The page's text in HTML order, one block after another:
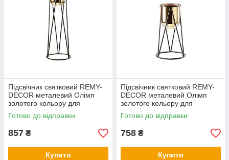
Підсвічник святковий REMY-
DEСOR металевий Олімп
золотого кольору для
широкої свічки висота 51 см
декор дому
Готово до відправки
857 ₴
Купити
Підсвічник святковий REMY-
DEСOR металевий Олімп
золотого кольору для
широкої свічки висота 31 см
декор дому
Готово до відправки
758 ₴
Купити